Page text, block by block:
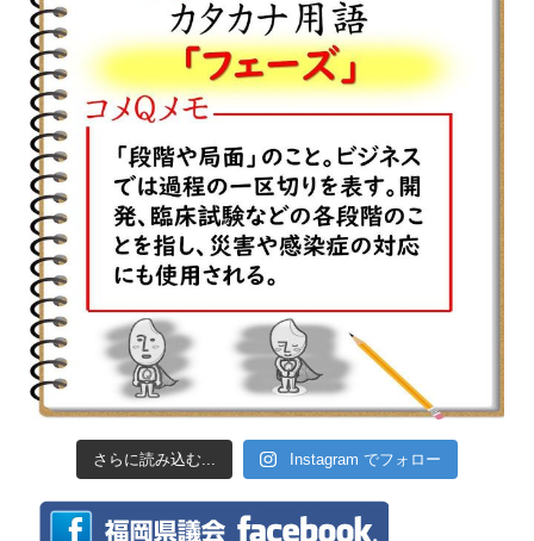
さらに読み込む... Instagram でフォロー